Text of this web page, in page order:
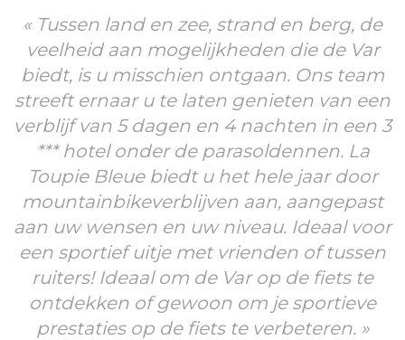
Tussen land en zee, strand en berg, de
veelheid aan mogelijkheden die de Var
biedt, is u misschien ontgaan. Ons team
streeft ernaar u te laten genieten van een
verblijf van 5 dagen en 4 nachten in een 3
*** hotel onder de parasoldennen. La
Toupie Bleue biedt u het hele jaar door
mountainbikeverblijven aan, aangepast
aan uw wensen en uw niveau. Ideaal voor
een sportief uitje met vrienden of tussen
ruiters! Ideaal om de Var op de fiets te
ontdekken of gewoon om je sportieve
prestaties op de fiets te verbeteren.